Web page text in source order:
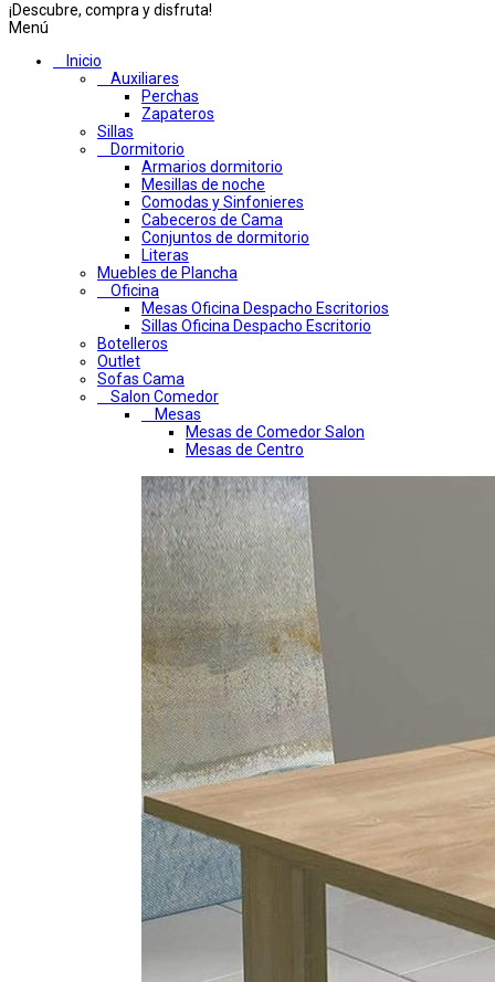
¡Descubre, compra y disfruta!
Menú
Inicio
Auxiliares
Perchas
Zapateros
Sillas
Dormitorio
Armarios dormitorio
Mesillas de noche
Comodas y Sinfonieres
Cabeceros de Cama
Conjuntos de dormitorio
Literas
Muebles de Plancha
Oficina
Mesas Oficina Despacho Escritorios
Sillas Oficina Despacho Escritorio
Botelleros
Outlet
Sofas Cama
Salon Comedor
Mesas
Mesas de Comedor Salon
Mesas de Centro